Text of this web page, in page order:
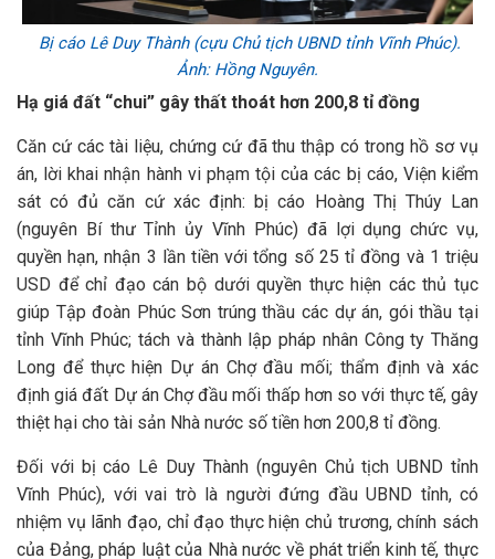
Bị cáo Lê Duy Thành (cựu Chủ tịch UBND tỉnh Vĩnh Phúc).
Ảnh: Hồng Nguyên.
Hạ giá đất “chui” gây thất thoát hơn 200,8 tỉ đồng
Căn cứ các tài liệu, chứng cứ đã thu thập có trong hồ sơ vụ
án, lời khai nhận hành vi phạm tội của các bị cáo, Viện kiểm
sát có đủ căn cứ xác định: bị cáo Hoàng Thị Thúy Lan
(nguyên Bí thư Tỉnh ủy Vĩnh Phúc) đã lợi dụng chức vụ,
quyền hạn, nhận 3 lần tiền với tổng số 25 tỉ đồng và 1 triệu
USD để chỉ đạo cán bộ dưới quyền thực hiện các thủ tục
giúp Tập đoàn Phúc Sơn trúng thầu các dự án, gói thầu tại
tỉnh Vĩnh Phúc; tách và thành lập pháp nhân Công ty Thăng
Long để thực hiện Dự án Chợ đầu mối; thẩm định và xác
định giá đất Dự án Chợ đầu mối thấp hơn so với thực tế, gây
thiệt hại cho tài sản Nhà nước số tiền hơn 200,8 tỉ đồng.
Đối với bị cáo Lê Duy Thành (nguyên Chủ tịch UBND tỉnh
Vĩnh Phúc), với vai trò là người đứng đầu UBND tỉnh, có
nhiệm vụ lãnh đạo, chỉ đạo thực hiện chủ trương, chính sách
của Đảng, pháp luật của Nhà nước về phát triển kinh tế, thực